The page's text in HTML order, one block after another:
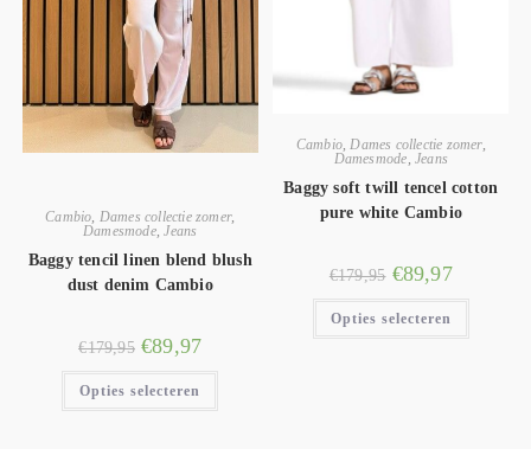
Cambio, Dames collectie zomer,
Damesmode,Jeans
Baggy tencil linen blend blush
dust denim Cambio
€179,95 €89,97
Opties selecteren
Cambio,Dames collectie zomer,
Damesmode, Jeans
Baggy soft twill tencel cotton
pure white Cambio
€179,95 €89,97
Opties selecteren